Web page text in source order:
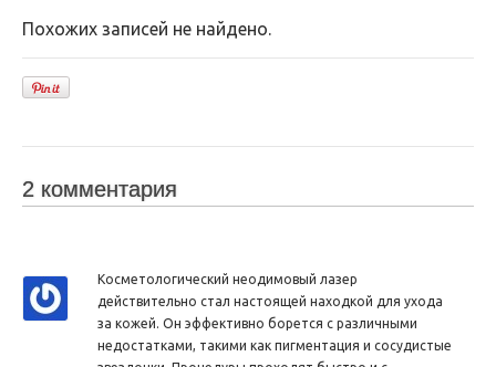
Похожих записей не найдено.
2 комментария
Косметологический неодимовый лазер
действительно стал настоящей находкой для ухода
за кожей. Он эффективно борется с различными
недостатками, такими как пигментация и сосудистые